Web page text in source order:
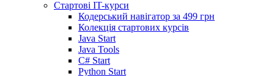
Стартові IT-курси
Кодерський навігатор за 499 грн
Колекція стартових курсів
Java Start
Java Tools
C# Start
Python Start